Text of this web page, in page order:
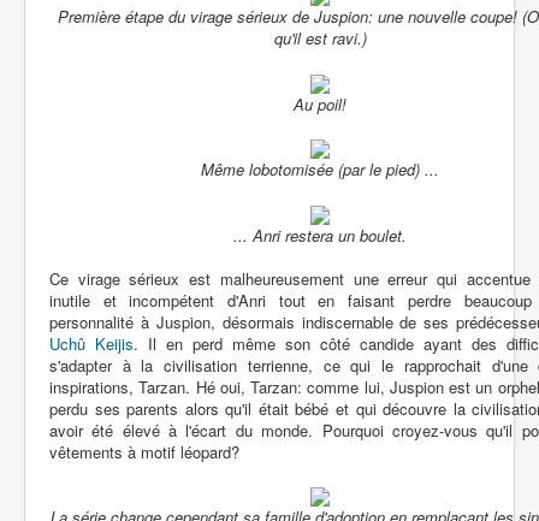
Première étape du virage sérieux de Juspion: une nouvelle coupe!
qu'il est ravi.)
Au poil!
Même lobotomisée (par le pied) ...
... Anri restera un boulet.
Ce virage sérieux est malheureusement une erreur qui
inutile et incompétent d'Anri tout en faisant perdre
personnalité à Juspion, désormais indiscernable de ses
Uchû Keijis. Il en perd même son côté candide ayant des
s'adapter à la civilisation terrienne, ce qui le rapprochait d'une
inspirations, Tarzan. Hé oui, Tarzan: comme lui, Juspion est un
perdu ses parents alors qu'il était bébé et qui découvre la
avoir été élevé à l'écart du monde. Pourquoi croyez-vous qu'il
vêtements à motif léopard?